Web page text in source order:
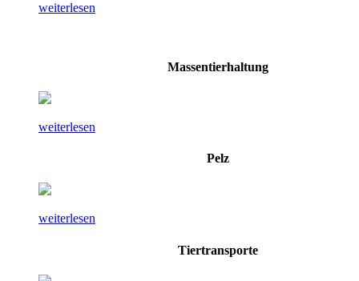
weiterlesen
Massentierhaltung
weiterlesen
Pelz
weiterlesen
Tiertransporte